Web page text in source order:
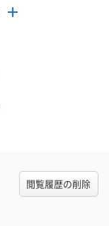
閲覧履歴の削除